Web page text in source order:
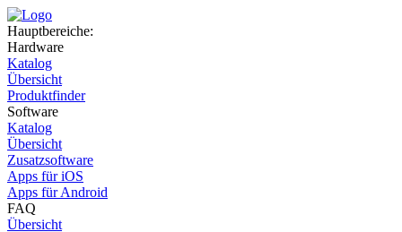
Hauptbereiche:
Hardware
Katalog
Übersicht
Produktfinder
Software
Katalog
Übersicht
Zusatzsoftware
Apps für iOS
Apps für Android
FAQ
Übersicht